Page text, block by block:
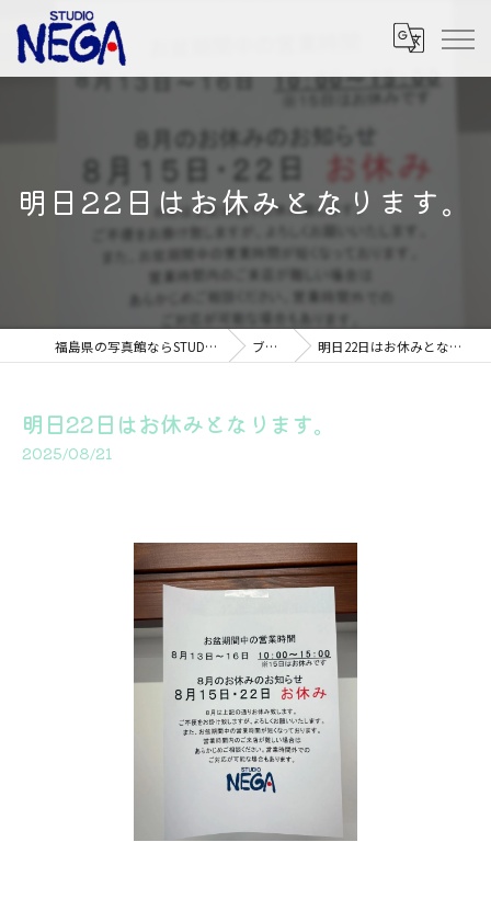
明日22日はお休みとなります。
福島県の写真館ならSTUDIO NEGA ブログ 明日22日はお休みとなります。
明日22日はお休みとなります。
2025/08/21